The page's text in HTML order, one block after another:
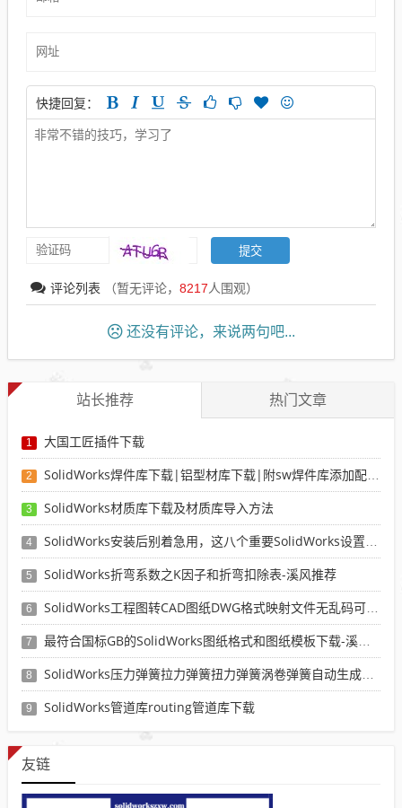
快捷回复：
评论列表 （暂无评论， 8217人围观）
还没有评论，来说两句吧...
站长推荐 热门文章
1 大国工匠插件下载
2 SolidWorks焊件库下载|铝型材库下载|附sw焊件库添加配置使用教程
3 SolidWorks材质库下载及材质库导入方法
4 SolidWorks安装后别着急用，这八个重要SolidWorks设置可以提高你的画图效率
5 SolidWorks折弯系数之K因子和折弯扣除表-溪风推荐
6 SolidWorks工程图转CAD图纸DWG格式映射文件无乱码可分层-溪风亲测推荐
7 最符合国标GB的SolidWorks图纸格式和图纸模板下载-溪风专用版
8 SolidWorks压力弹簧拉力弹簧扭力弹簧涡卷弹簧自动生成宏程序下载
9 SolidWorks管道库routing管道库下载
友链